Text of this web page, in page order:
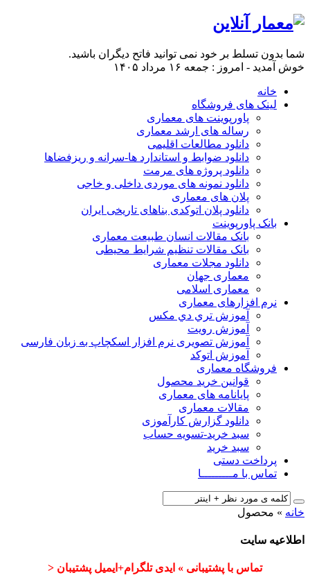
شما بدون تسلط بر خود نمی توانید فاتح دیگران باشید.
خوش آمدید - امروز : جمعه ۱۶ مرداد ۱۴۰۵
خانه
لینک های فروشگاه
پاورپوینت های معماری
رساله های ارشد معماری
دانلود مطالعات اقلیمی
دانلود ضوابط و استاندارد ها-سرانه و ریزفضاها
دانلود پروژه های مرمت
دانلود نمونه های موردی داخلی و خاجی
پلان های معماری
دانلود پلان اتوکدی بناهای تاریخی ایران
بانک پاورپوینت
بانک مقالات انسان طبیعت معماری
بانک مقالات تنظیم شرایط محیطی
دانلود مجلات معماری
معماری جهان
معماری اسلامی
نرم افزارهای معماری
آﻣﻮزش ﺗﺮي دي ﻣﮑﺲ
آموزش رویت
آموزش تصویری نرم افزار اسکچاپ به زبان فارسی
آموزش اتوکد
فروشگاه معماری
قوانین خرید محصول
پایانامه های معماری
مقالات معماری
دانلود گزارش کارآموزی
سبد خرید-تسویه حساب
سبد خرید
پرداخت دستی
تماس با مـــــــــا
خانه » محصول
اطلاعیه سایت
تماس با پشتیبانی » ایدی تلگرام+ایمیل پشتیبان <